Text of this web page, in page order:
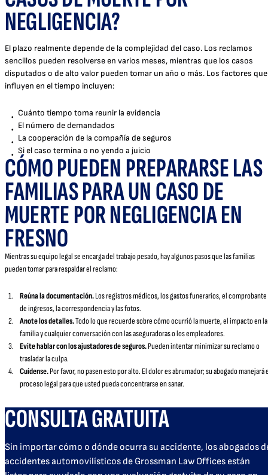
NEGLIGENCIA?
El plazo realmente depende de la complejidad del caso. Los reclamos
sencillos pueden resolverse en varios meses, mientras que los casos
disputados o de alto valor pueden tomar un año o más. Los factores que
influyen en el tiempo incluyen:
Cuánto tiempo toma reunir la evidencia
El número de demandados
La cooperación de la compañía de seguros
Si el caso termina o no yendo a juicio
CÓMO PUEDEN PREPARARSE LAS
FAMILIAS PARA UN CASO DE
MUERTE POR NEGLIGENCIA EN
FRESNO
Mientras su equipo legal se encarga del trabajo pesado, hay algunos pasos que las familias
pueden tomar para respaldar el reclamo:
Reúna la documentación.Los registros médicos, los gastos funerarios, el comprobante
de ingresos, la correspondencia y las fotos.
Anote los detalles.Todo lo que recuerde sobre cómo ocurrió la muerte, el impacto en la
familia y cualquier conversación con las aseguradoras o los empleadores.
Evite hablar con los ajustadores de seguros.Pueden intentar minimizar su reclamo o
trasladar la culpa.
Cuídense.Por favor, no pasen esto por alto. El dolor es abrumador; su abogado manejará
proceso legal para que usted pueda concentrarse en sanar.
CONSULTA GRATUITA
Sin importar cómo o dónde ocurra su accidente, los abogados
accidentes automovilísticos de Grossman Law Offices están